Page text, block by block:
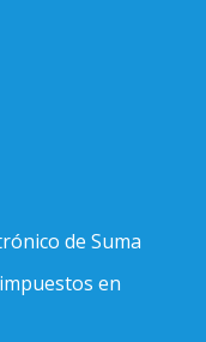
de Suma
en